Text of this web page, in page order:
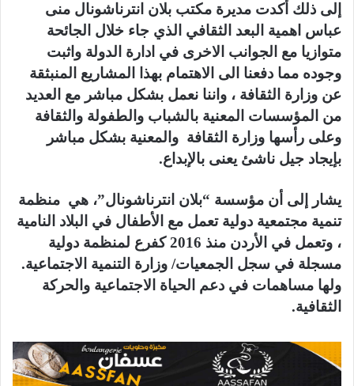
إلى ذلك أكدت مديرة مكتب بلان انترناشونال منى
عباس اهمية البعد الثقافي الذي جاء خلال الجائحة
متوازيا مع الجوانب الاخرى في ادارة الدولة واثبت
وجوده مما دفعنا الى الاهتمام بهذا المشاريع المنبثقة
عن وزارة الثقافة ، واننا نعمل بشكل مباشر مع العديد
من المؤسسات المعنية بالشباب والطفولة والثقافة
وعلى رأسها وزارة الثقافة والمعنية بشكل مباشر
بإيجاد جيل ناشئ يعنى بالإبداع.
يشار إلى أن مؤسسة “بلان انترناشونال”، هي منظمة
تنمية مجتمعية دولية تعمل مع الأطفال في البلاد النامية
، وتعمل في الأردن منذ 2016 كفرع لمنظمة دولية
مسجلة في سجل الجمعيات/ وزارة التنمية الاجتماعية.
ولها مساهمات في دعم الحياة الاجتماعية والحركة
الثقافية.